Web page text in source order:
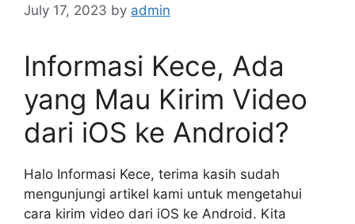
July 17, 2023 by admin
Informasi Kece, Ada
yang Mau Kirim Video
dari iOS ke Android?
Halo Informasi Kece, terima kasih sudah
mengunjungi artikel kami untuk mengetahui
cara kirim video dari iOS ke Android. Kita